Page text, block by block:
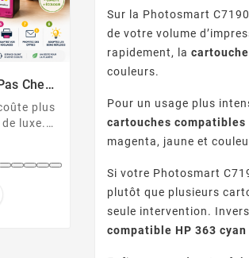
La Puce
?
des
Messages D’erreur
Sur Imprimante Canon :
U043, 1403, B200, 5B00,
Décryptez les messages
d'erreur de votre
Canon et résolvez chaque
Sur la Photosmart
de votre volume
rapidement, la
couleurs.
Pour un usage plus
cartouches compatibles
magenta, jaune et
Si votre Photosmart
plutôt que plusieurs
seule intervention.
compatible HP 363